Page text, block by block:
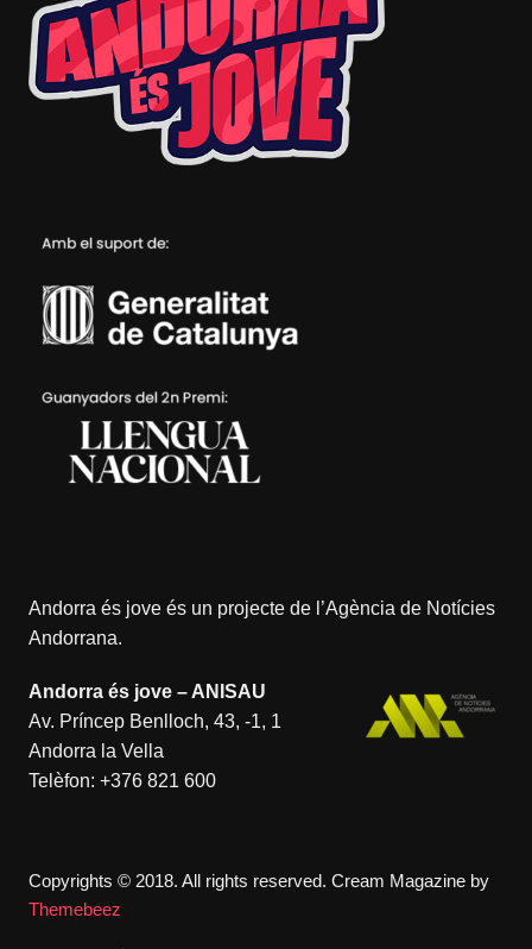
Andorra és jove és un projecte de l’Agència de Notícies
Andorrana.
Andorra és jove – ANISAU
Av. Príncep Benlloch, 43, -1, 1
Andorra la Vella
Telèfon: +376 821 600
Copyrights © 2018. All rights reserved. Cream Magazine by
Themebeez